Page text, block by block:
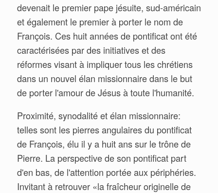
devenait le premier pape jésuite, sud-américain
et également le premier à porter le nom de
François. Ces huit années de pontificat ont été
caractérisées par des initiatives et des
réformes visant à impliquer tous les chrétiens
dans un nouvel élan missionnaire dans le but
de porter l'amour de Jésus à toute l'humanité.
Proximité, synodalité et élan missionnaire:
telles sont les pierres angulaires du pontificat
de François, élu il y a huit ans sur le trône de
Pierre. La perspective de son pontificat part
d'en bas, de l'attention portée aux périphéries.
Invitant à retrouver «la fraîcheur originelle de